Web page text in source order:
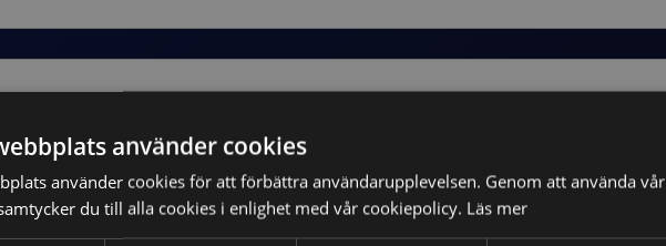
använder cookies
använder cookies för att förbättra användarupplevelsen. Genom att använda vår
du till alla cookies i enlighet med vår cookiepolicy. Läs mer